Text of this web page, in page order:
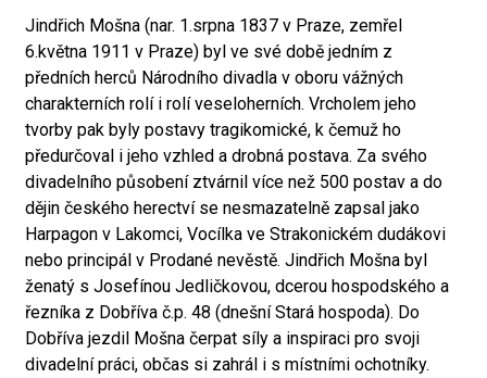
Jindřich Mošna (nar. 1.srpna 1837 v Praze, zemřel
6.května 1911 v Praze) byl ve své době jedním z
předních herců Národního divadla v oboru vážných
charakterních rolí i rolí veseloherních. Vrcholem jeho
tvorby pak byly postavy tragikomické, k čemuž ho
předurčoval i jeho vzhled a drobná postava. Za svého
divadelního působení ztvárnil více než 500 postav a do
dějin českého herectví se nesmazatelně zapsal jako
Harpagon v Lakomci, Vocílka ve Strakonickém dudákovi
nebo principál v Prodané nevěstě. Jindřich Mošna byl
ženatý s Josefínou Jedličkovou, dcerou hospodského a
řezníka z Dobříva č.p. 48 (dnešní Stará hospoda). Do
Dobříva jezdil Mošna čerpat síly a inspiraci pro svoji
divadelní práci, občas si zahrál i s místními ochotníky.